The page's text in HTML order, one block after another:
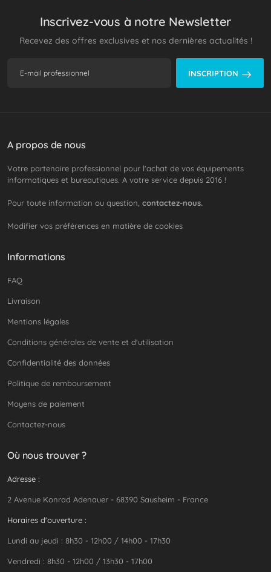
Inscrivez-vous à notre Newsletter
Recevez des offres exclusives et nos dernières actualités !
INSCRIPTION
A propos de nous
Votre partenaire professionnel pour l'achat de vos équipements
informatiques et bureautiques. A votre service depuis 2016 !
Pour toute information ou question, contactez-nous.
Modifier vos préférences en matière de cookies
Informations
FAQ
Livraison
Mentions légales
Conditions générales de vente et d'utilisation
Confidentialité des données
Politique de remboursement
Moyens de paiement
Contactez-nous
Où nous trouver ?
Adresse :
2 Avenue Konrad Adenauer - 68390 Sausheim - France
Horaires d'ouverture :
Lundi au jeudi : 8h30 - 12h00 / 14h00 - 17h30
Vendredi : 8h30 - 12h00 / 13h30 - 17h00